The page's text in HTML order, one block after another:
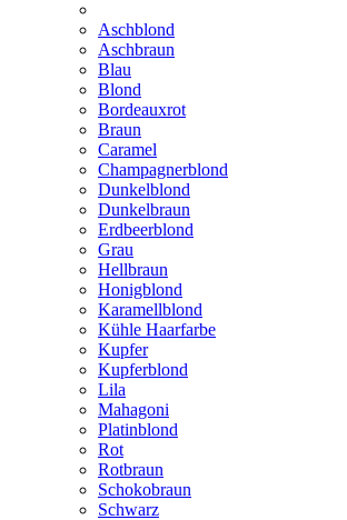
Aschblond
Aschbraun
Blau
Blond
Bordeauxrot
Braun
Caramel
Champagnerblond
Dunkelblond
Dunkelbraun
Erdbeerblond
Grau
Hellbraun
Honigblond
Karamellblond
Kühle Haarfarbe
Kupfer
Kupferblond
Lila
Mahagoni
Platinblond
Rot
Rotbraun
Schokobraun
Schwarz